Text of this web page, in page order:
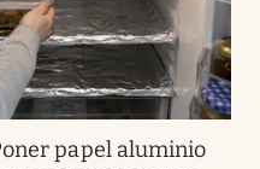
papel aluminio